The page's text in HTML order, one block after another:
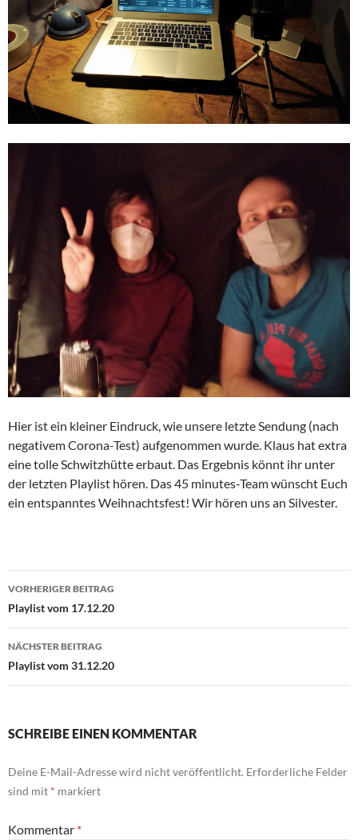
Hier ist ein kleiner Eindruck, wie unsere letzte Sendung (nach
negativem Corona-Test) aufgenommen wurde. Klaus hat extra
eine tolle Schwitzhütte erbaut. Das Ergebnis könnt ihr unter
der letzten Playlist hören. Das 45 minutes-Team wünscht Euch
ein entspanntes Weihnachtsfest! Wir hören uns an Silvester.
Beitragsnavigation
VORHERIGER BEITRAG
Playlist vom 17.12.20
NÄCHSTER BEITRAG
Playlist vom 31.12.20
SCHREIBE EINEN KOMMENTAR
Deine E-Mail-Adresse wird nicht veröffentlicht. Erforderliche Felder
sind mit * markiert
Kommentar *